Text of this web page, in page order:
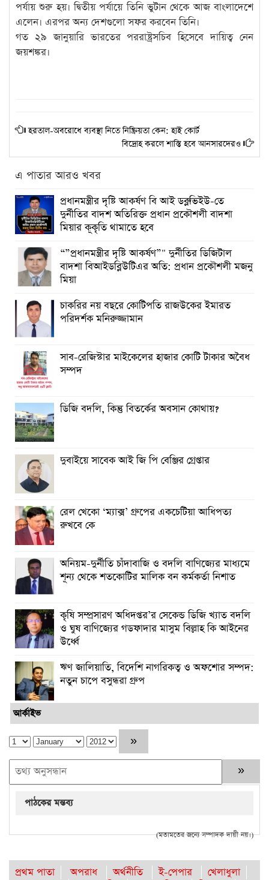
পর্যায় শুরু হয়। দ্বিতীয় পর্যায়ে তিনি ভুটান থেকে আজ বাংলাদেশে
এলেন। এরপর অন্য দেশগুলো সফর করবেন তিনি।
গত ২৯ জানুয়ারি ভারতের পররাষ্ট্রসচিব হিসেবে দায়িত্ব নেন
জয়শঙ্কর।
হরতাল-অবরোধে ব্যবস্থা নিতে নিষ্ক্রিয়তা কেন: হাই কোর্ট
বিদ্রোহ করলে শাস্তি হবে আনসারদেরও
এ পাতার আরও খবর
প্রধানমন্ত্রীর দৃষ্টি আকর্ষণ বি আই ডব্লুভিইউ-তে
দুর্নীতির বাদশ অতিরিক্ত প্রধান প্রকৌশলী বাদশা
মিয়ার কূকৃতি থামাতে হবে
“”প্রধানমন্ত্রীর দৃষ্টি আকর্ষণ”" দুর্নীতির ডিজিটাল
বাদশা বিআইডব্লিউটিএর অতি: প্রধান প্রকৌশলী মজনু
মিয়া
চাকরির নয় বছরে কোটিপতি রাজউকের ইমারত
পরিদর্শক মনিরুজ্জামান
সাব-রেজিস্টার মাইকেলের হাজার কোটি টাকার অবৈধ
সম্পদ
ডিজি বদলি, কিন্তু বিতর্কের অবসান কোথায়?
দুবাইয়ে সাবেক আই জি পি বেঞ্জির গ্রেপ্তার
রেল খেকো ‘ম্যাক্স’ গ্রুপের একচেটিয়া আধিপত্য
রুখবে কে
অনিয়ম-দুর্নীতি চাঁদাবাজি ও বদলি বাণিজ্যের মাধ্যমে
শূন্য থেকে শতকোটির মালিক বন কর্মকর্তা নিশাত
কৃষি সম্প্রসারণ অধিদপ্তর’র সেকেন্ড ডিজি খ্যাত বদলি
ও ঘুষ বাণিজ্যের গডফাদার মাসুম বিল্লাহ কি আইনের
উর্ধ্বে
ঋণ জালিয়াতি, বিদেশি নাগরিকত্ব ও অফশোর সম্পদ:
নতুন চাপে বসুন্ধরা গ্রুপ
আর্কাইভ
পাঠকের মন্তব্য
(মতামতের জন্যে সম্পাদক দায়ী নয়।)
প্রথম পাতা অপরাধ অর্থনীতি ই-পেপার
খেলাধুলা